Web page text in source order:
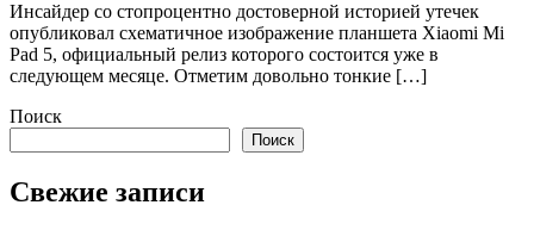
Инсайдер со стопроцентно достоверной историей утечек
опубликовал схематичное изображение планшета Xiaomi Mi
Pad 5, официальный релиз которого состоится уже в
следующем месяце. Отметим довольно тонкие […]
Поиск
Поиск
Свежие записи